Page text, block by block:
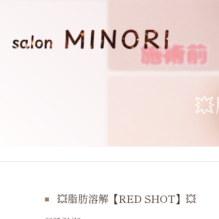
💥脂肪溶解【RED SHOT】💥